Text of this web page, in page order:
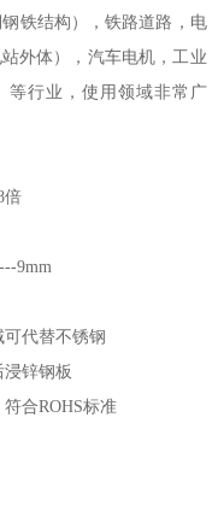
铁结构），铁路道路，电
外体），汽车电机，工业
等行业，使用领域非常广
倍
9mm
代替不锈钢
锌钢板
合ROHS标准